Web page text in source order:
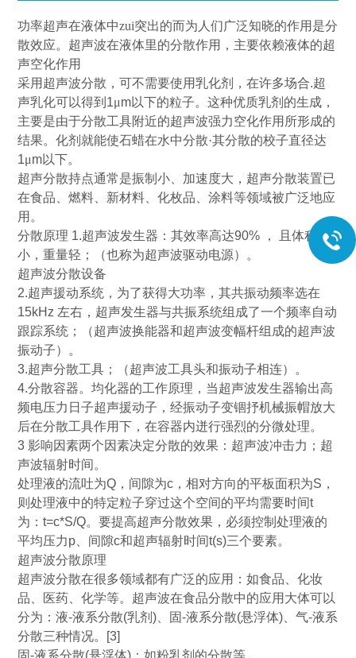
功率超声在液体中zui突出的而为人们广泛知晓的作用是分
散效应。超声波在液体里的分散作用，主要依赖液体的超
声空化作用
采用超声波分散，可不需要使用乳化剂，在许多场合.超
声乳化可以得到 1μm以下的粒子。这种优质乳剂的生成，
主要是由于分散工具附近的超声波强力空化作用所形成的
结果。化剂就能使石蜡在水中分散·其分散的校子直径达
1μm以下。
超声分散持点通常是振制小、加速度大，超声分散装置已
在食品、燃料、新材料、化枚品、涂料等领域被广泛地应
用。
分散原理 1.超声波发生器：其效率高达90% ，
且体积
小，重量轻；（也称为超声波驱动电源）。
超声波分散设备
2.超声援动系统，为了获得大功率，其共振动频率选在
15kHz 左右，超声发生器与共振系统组成了一个频率自动
跟踪系统；（超声波换能器和超声波变幅杆组成的超声波
振动子）。
3.超声分散工具；（超声波工具头和振动子相连）。
4.分散容器。均化器的工作原理，当超声波发生器输出高
频电压力日子超声援动子，经振动子变锢抒机械振帽放大
后在分散工具作用下，在容器内迸行强烈的分微处理。
3影响因素两个因素决定分散的效果：超声波冲击力；超
声波辐射时间。
处理液的流吐为Q ，间隙为c ，相对方向的平板面积为S ，
则处理液中的特定粒子穿过这个空间的平均需要时间t
为：t=c*S/Q。要提高超声分散效果，必须控制处理液的
平均压力p 、间隙c和超声辐射时间t(s)三个要素。
超声波分散原理
超声波分散在很多领域都有广泛的应用：如食品、化妆
品、医药、化学等。超声波在食品分散中的应用大体可以
分为：液-液系分散(乳剂) 、固-液系分散(悬浮体) 、气-液系
分散三种情况。 [3]